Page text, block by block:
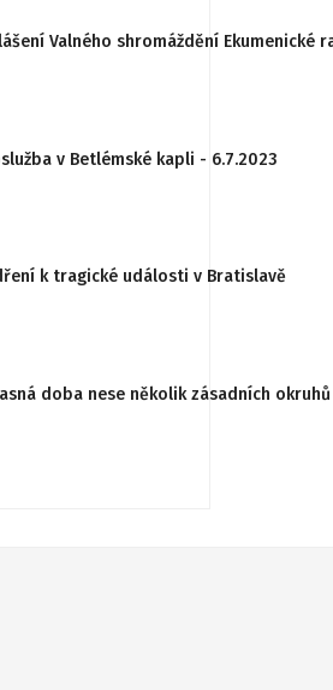
Valného shromáždění
v Betlémské kapli - 6.7.2023
k tragické události v Bratislavě
doba nese několik zásadních